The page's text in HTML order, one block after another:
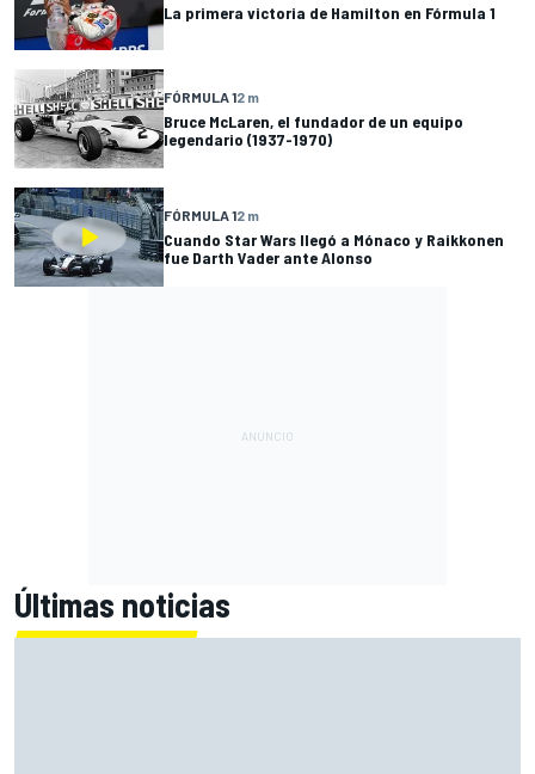
La primera victoria de Hamilton en Fórmula 1
FÓRMULA 12 m
Bruce McLaren, el fundador de un equipo
legendario (1937-1970)
FÓRMULA 12 m
Cuando Star Wars llegó a Mónaco y Raikkonen
fue Darth Vader ante Alonso
Últimas noticias